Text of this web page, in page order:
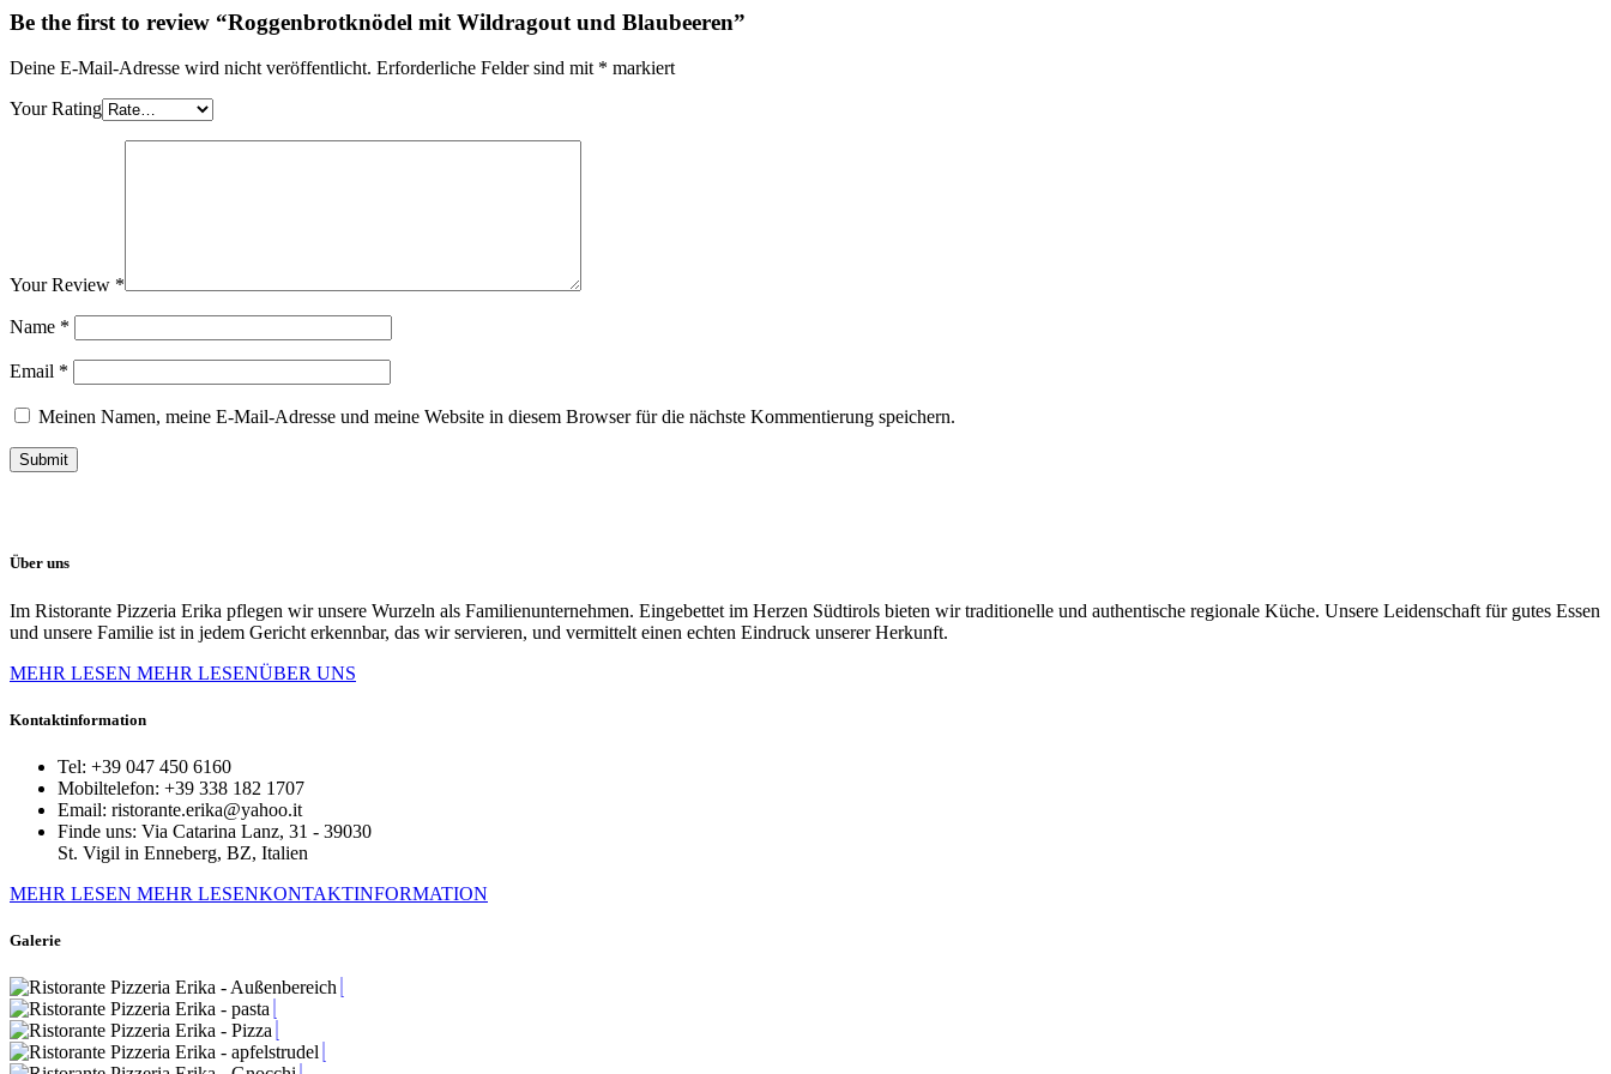
Be the first to review “Roggenbrotknödel mit Wildragout und Blaubeeren”
Deine E-Mail-Adresse wird nicht veröffentlicht. Erforderliche Felder sind mit * markiert
Your Rating
Your Review *
Name *
Email *
Meinen Namen, meine E-Mail-Adresse und meine Website in diesem Browser für die nächste Kommentierung speichern.
Über uns
Im Ristorante Pizzeria Erika pflegen wir unsere Wurzeln als Familienunternehmen. Eingebettet im Herzen Südtirols bieten wir traditionelle und authentische regionale Küche. Unsere Leidenschaft für gutes Essen
und unsere Familie ist in jedem Gericht erkennbar, das wir servieren, und vermittelt einen echten Eindruck unserer Herkunft.
MEHR LESEN MEHR LESENÜBER UNS
Kontaktinformation
Tel: +39 047 450 6160
Mobiltelefon: +39 338 182 1707
Email: ristorante.erika@yahoo.it
Finde uns: Via Catarina Lanz, 31 - 39030
St. Vigil in Enneberg, BZ, Italien
MEHR LESEN MEHR LESENKONTAKTINFORMATION
Galerie